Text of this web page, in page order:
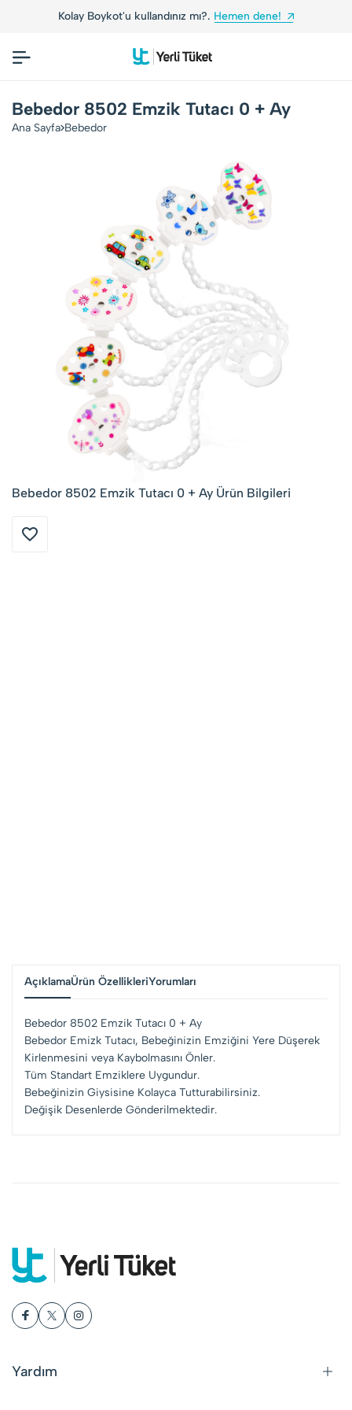
Kolay Boykot'u kullandınız mı?. Hemen dene!
Bebedor 8502 Emzik Tutacı 0 + Ay
Ana Sayfa Bebedor
Bebedor 8502 Emzik Tutacı 0 + Ay Ürün Bilgileri
AçıklamaÜrün ÖzellikleriYorumları
Bebedor 8502 Emzik Tutacı 0 + Ay
Bebedor Emizk Tutacı, Bebeğinizin Emziğini Yere Düşerek
Kirlenmesini veya Kaybolmasını Önler.
Tüm Standart Emziklere Uygundur.
Bebeğinizin Giysisine Kolayca Tutturabilirsiniz.
Değişik Desenlerde Gönderilmektedir.
Yardım